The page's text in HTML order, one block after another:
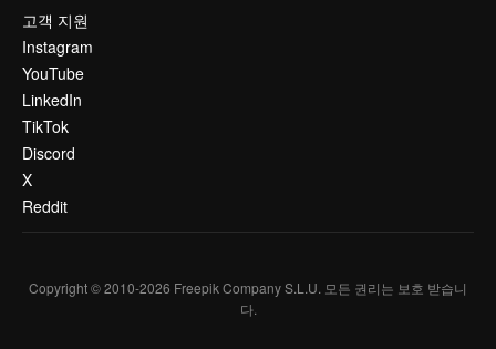
고객 지원
Instagram
YouTube
LinkedIn
TikTok
Discord
X
Reddit
Copyright © 2010-2026 Freepik Company S.L.U. 모든 권리는 보호 받습니
다.